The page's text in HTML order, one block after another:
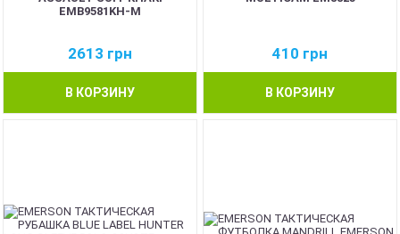
EMB9581KH-M
2613 грн
В КОРЗИНУ
410 грн
В КОРЗИНУ